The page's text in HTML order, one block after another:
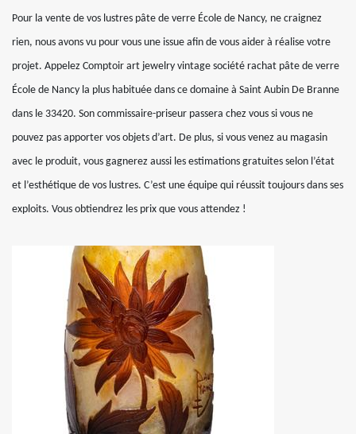
Pour la vente de vos lustres pâte de verre École de Nancy, ne craignez
rien, nous avons vu pour vous une issue afin de vous aider à réalise votre
projet. Appelez Comptoir art jewelry vintage société rachat pâte de verre
École de Nancy la plus habituée dans ce domaine à Saint Aubin De Branne
dans le 33420. Son commissaire-priseur passera chez vous si vous ne
pouvez pas apporter vos objets d’art. De plus, si vous venez au magasin
avec le produit, vous gagnerez aussi les estimations gratuites selon l’état
et l’esthétique de vos lustres. C’est une équipe qui réussit toujours dans ses
exploits. Vous obtiendrez les prix que vous attendez !